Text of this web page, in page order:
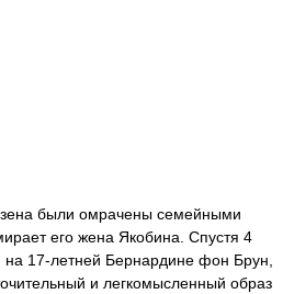
были омрачены семейными
его жена Якобина. Спустя 4
на 17-летней Бернардине фон Брун,
и легкомысленный образ